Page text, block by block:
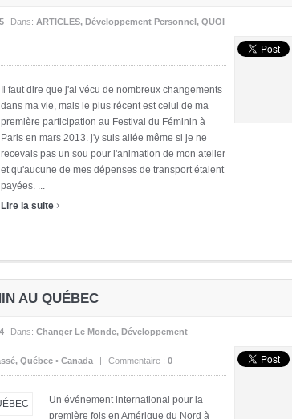
Dans: ARTICLES, Développement Personnel, QUOI
Il faut dire que j'ai vécu de nombreux changements
dans ma vie, mais le plus récent est celui de ma
première participation au Festival du Féminin à
Paris en mars 2013. j'y suis allée même si je ne
recevais pas un sou pour l'animation de mon atelier
et qu'aucune de mes dépenses de transport étaient
payées. ...
Lire la suite ›
AU QUÉBEC
Dans: Changer Le Monde, Développement
, Québec • Canada | Commentaire : 0
Un événement international pour la
première fois en Amérique du Nord à